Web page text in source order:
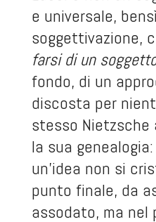
e universale,
soggettivazione,
farsi di un
fondo, di un
discosta per
stesso Nietzsche
la sua
un’idea non si
punto finale, da
assodato, ma nel